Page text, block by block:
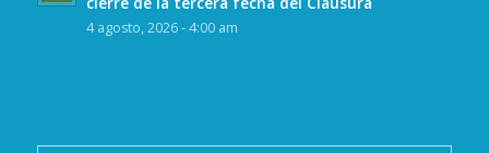
4 agosto, 2026 - 4:00 am